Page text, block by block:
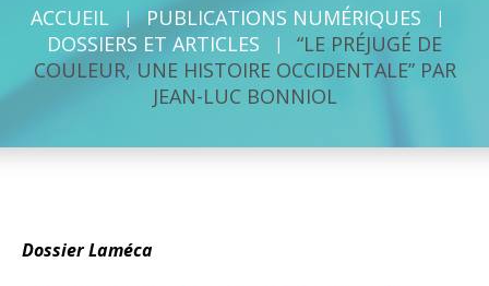
ACCUEIL
PUBLICATIONS NUMÉRIQUES
DOSSIERS ET ARTICLES
“LE PRÉJUGÉ DE
COULEUR, UNE HISTOIRE OCCIDENTALE” PAR
JEAN-LUC BONNIOL
Dossier Laméca